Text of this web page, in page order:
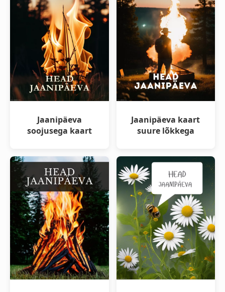
Jaanipäeva
soojusega kaart
Jaanipäeva kaart
suure lõkkega